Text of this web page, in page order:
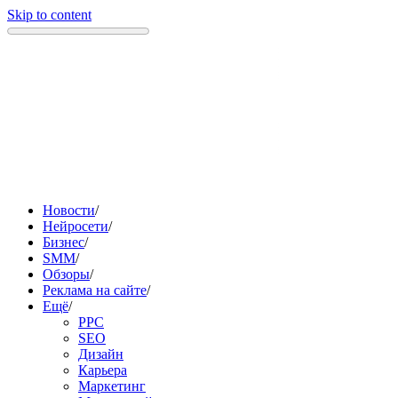
Skip to content
Новости/
Нейросети/
Бизнес/
SMM/
Обзоры/
Реклама на сайте/
Ещё/
PPC
SEO
Дизайн
Карьера
Маркетинг